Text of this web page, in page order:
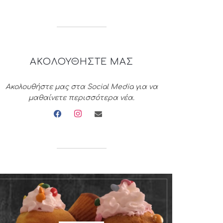
ΑΚΟΛΟΥΘΗΣΤΕ ΜΑΣ
Ακολουθήστε μας στα Social Media για να
μαθαίνετε περισσότερα νέα.
facebookinstagramenvelope